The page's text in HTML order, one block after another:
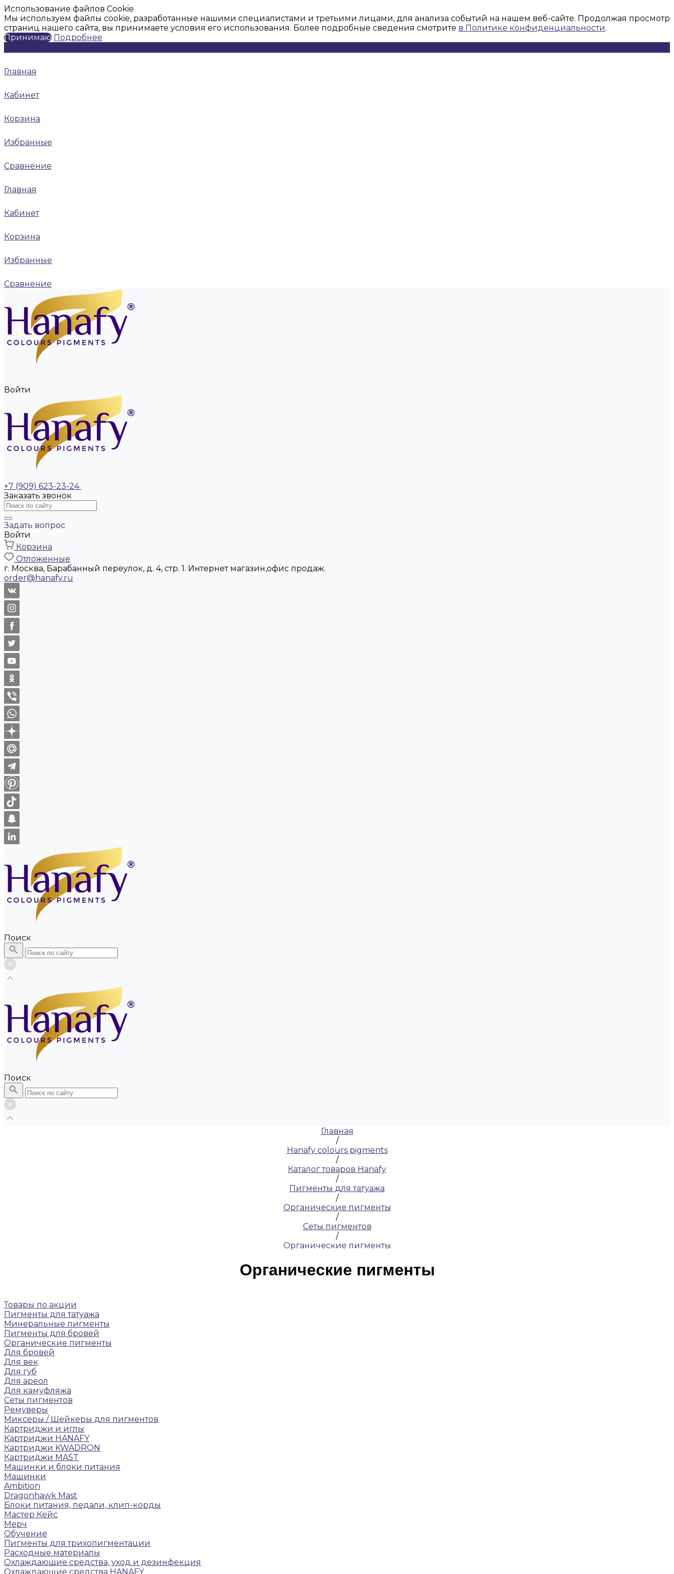
Использование файлов Cookie
Мы используем файлы cookie, разработанные нашими специалистами и третьими лицами, для анализа событий на нашем веб-сайте. Продолжая просмотр
страниц нашего сайта, вы принимаете условия его использования. Более подробные сведения смотрите в Политике конфиденциальности.
Принимаю Подробнее
Главная
Кабинет
Корзина
Избранные
Сравнение
Главная
Кабинет
Корзина
Избранные
Сравнение
Войти
+7 (909) 623-23-24
Заказать звонок
Задать вопрос
Войти
Корзина
Отложенные
г. Москва, Барабанный переулок, д. 4, стр. 1. Интернет магазин,офис продаж.
order@hanafy.ru
Поиск
Поиск
Главная
/
Hanafy colours pigments
/
Каталог товаров Hanafy
/
Пигменты для татуажа
/
Органические пигменты
/
Сеты пигментов
/
Органические пигменты
Органические пигменты
Товары по акции
Пигменты для татуажа
Минеральные пигменты
Пигменты для бровей
Органические пигменты
Для бровей
Для век
Для губ
Для ареол
Для камуфляжа
Сеты пигментов
Ремуверы
Микcеры / Шейкеры для пигментов
Картриджи и иглы
Картриджи HANAFY
Картриджи KWADRON
Картриджи MAST
Машинки и блоки питания
Машинки
Ambition
Dragonhawk Mast
Блоки питания, педали, клип-корды
Мастер Кейс
Мерч
Обучение
Пигменты для трихопигментации
Расходные материалы
Охлаждающие средства, уход и дезинфекция
Охлаждающие средства HANAFY